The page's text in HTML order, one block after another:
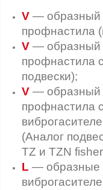
V — образный
профнастила
V — образный
профнастила
подвески);
V — образный
профнастила с
(Аналог
TZ и TZN
L — образные